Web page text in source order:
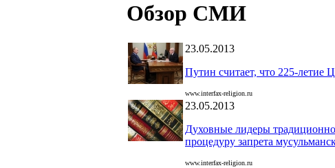
Обзор СМИ
23.05.2013
Путин считает, что 225-летие
www.interfax-religion.ru
23.05.2013
Духовные лидеры
процедуру запрета
www.interfax-religion.ru